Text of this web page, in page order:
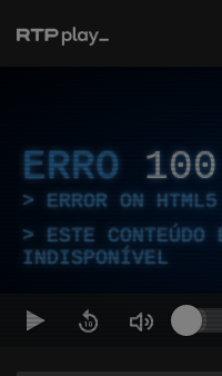
ERRO 100
ERROR ON
ESTE CONTEÚDO
INDISPONÍVEL